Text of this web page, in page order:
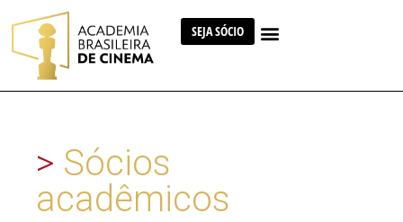
SEJA SÓCIO
> Sócios
acadêmicos